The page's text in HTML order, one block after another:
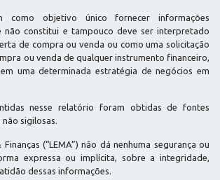
como objetivo único fornecer informações
não constitui e tampouco deve ser interpretado
de compra ou venda ou como uma solicitação
ou venda de qualquer instrumento financeiro,
uma determinada estratégia de negócios em
nesse relatório foram obtidas de fontes
sigilosas.
(“LEMA”) não dá nenhuma segurança ou
expressa ou implícita, sobre a integridade,
dessas informações.